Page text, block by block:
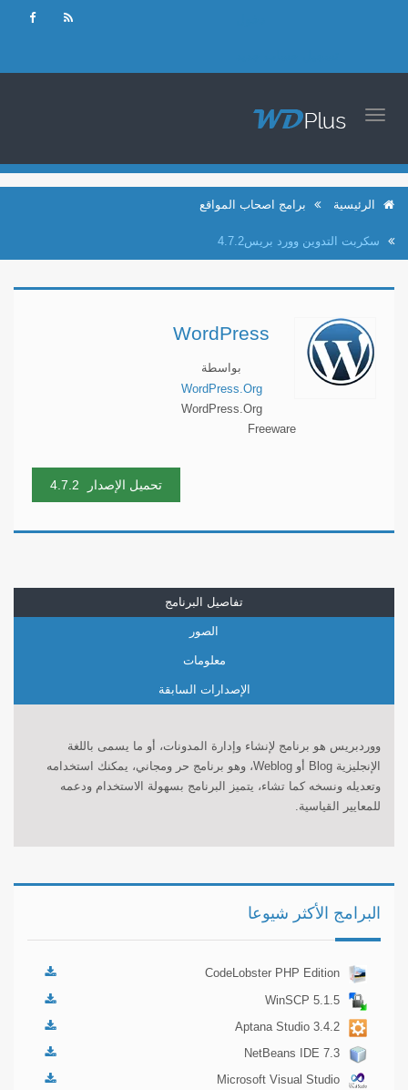
TOGGLE
الرئيسية برامج اصحاب المواقع
سكربت التدوين وورد بريس4.7.2
WordPress
بواسطة
WordPress.Org
WordPress.Org
Freeware
تحميل الإصدار 4.7.2
تفاصيل البرنامج
الصور
معلومات
الإصدارات السابقة
ووردبريس هو برنامج لإنشاء وإدارة المدونات، أو ما يسمى باللغة
الإنجليزية Blog أو Weblog، وهو برنامج حر ومجاني، يمكنك استخدامه
وتعديله ونسخه كما تشاء، يتميز البرنامج بسهولة الاستخدام ودعمه
للمعايير القياسية.
البرامج الأكثر شيوعا
CodeLobster PHP Edition
5.2.2
WinSCP 5.1.5
Aptana Studio 3.4.2
NetBeans IDE 7.3
Microsoft Visual Studio